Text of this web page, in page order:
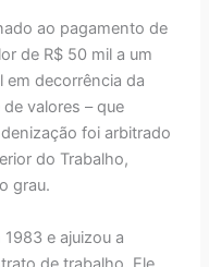
ao pagamento de
de R$ 50 mil a um
em decorrência da
valores – que
foi arbitrado
do Trabalho,
grau.
e ajuizou a